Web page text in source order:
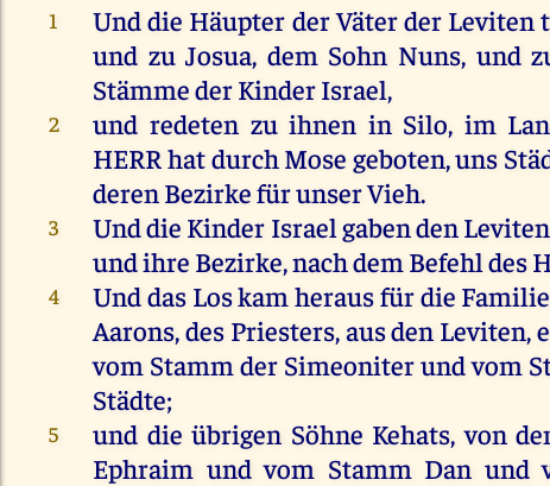
1 Und die Häupter derVäterder Leviten
und zu Josua, dem Sohn Nuns, und
StämmederKinderIsrael,
2 und redeten zu ihnen in Silo, im
HERR hatdurch Mose geboten,uns
deren BezirkefürunserVieh.
3 Unddie Kinder Israel gabenden Leviten
undihre Bezirke,nachdem Befehl des
4 Und das Loskam herausfürdie
Aarons,des Priesters,ausden Leviten,
vom Stamm der Simeoniterund vom
Städte;
5 und die übrigen Söhne Kehats,von
Ephraim und vom Stamm Dan und